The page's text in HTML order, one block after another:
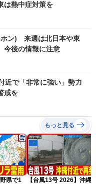
熱中症対策を
ホン) 来週は北日本や東
後の情報に注意
で「非常に強い」勢力
戒を
もっと見る
県で1
【台風13号 2026】沖縄